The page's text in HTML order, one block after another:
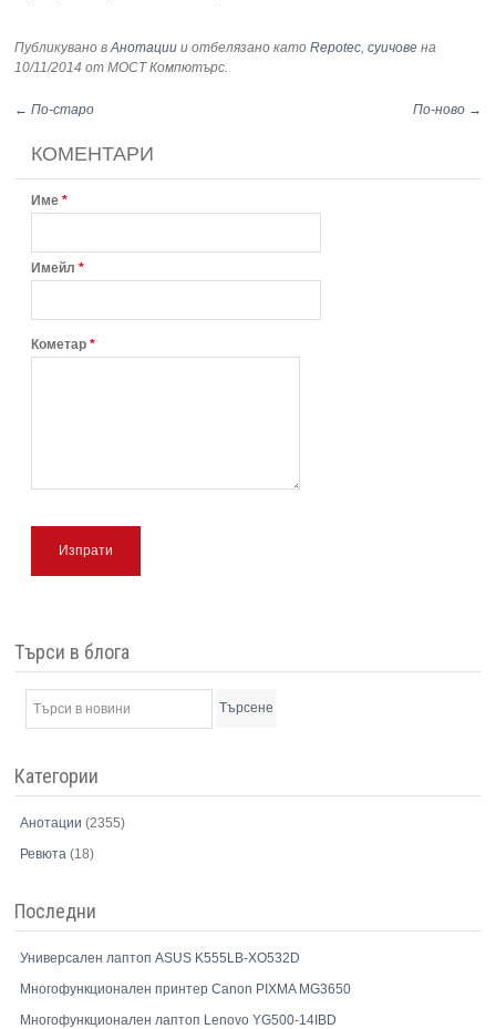
Публикувано вАнотации и отбелязано катоRepotec ,суичове на
10/11/2014 от МОСТ Компютърс
← По-старо По-ново →
КОМЕНТАРИ
Име *
Имейл *
Кометар *
Изпрати
Търси в блога
Търсене
Категории
Анотации(2355)
Ревюта(18)
Последни
Универсален лаптоп ASUS K555LB-XO532D
Многофункционален принтер Canon PIXMA MG3650
Многофункционален лаптоп Lenovo YG500-14IBD